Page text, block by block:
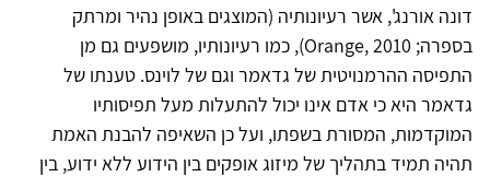
דונה אורנג', אשר רעיונותיה (המוצגים באופן נהיר ומרתק
בספרה; Orange, 2010), כמו רעיונותיו, מושפעים גם מן
התפיסה ההרמנויטית של גדאמר וגם של לוינס. טענתו של
גדאמר היא כי אדם אינו יכול להתעלות מעל תפיסותיו
המוקדמות, המסורת בשפתו, ועל כן השאיפה להבנת האמת
תהיה תמיד בתהליך של מיזוג אופקים בין הידוע ללא ידוע, בין